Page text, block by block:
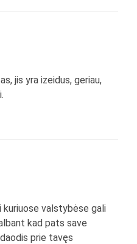
jis yra izeidus, geriau,
kuriuose valstybėse gali
kad pats save
prie tavęs